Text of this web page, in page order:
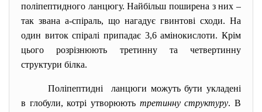
поліпептидного ланцюгу. Найбільш поширена з них –
так звана a-спіраль, що нагадує гвинтові сходи. На
один виток спіралі припадає 3,6 амінокислоти. Крім
цього розрізнюють третинну та четвертинну
структури білка.
Поліпептидні ланцюги можуть бути укладені
в глобули, котрі утворюють третинну структуру. В